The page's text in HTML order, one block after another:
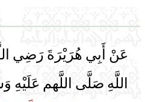
عَنْ أَبِي هُرَيْرَةَ رَضِي
اللَّهِ صَلَّى اللَّهم عَلَيْهِ